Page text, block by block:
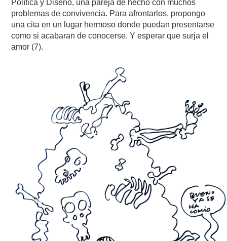
Política y Diseño, una pareja de hecho con muchos
problemas de convivencia. Para afrontarlos, propongo
una cita en un lugar hermoso donde puedan presentarse
como si acabaran de conocerse. Y esperar que surja el
amor (7).